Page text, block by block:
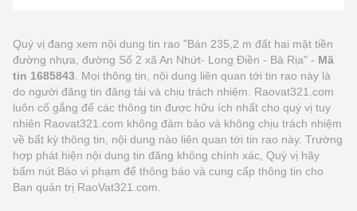
Quý vị đang xem nội dung tin rao "Bán 235,2 m đất hai mặt tiền
đường nhựa, đường Số 2 xã An Nhứt- Long Điền - Bà Rịa" - Mã
tin 1685843 . Mọi thông tin, nội dung liên quan tới tin rao này là
do người đăng tin đăng tải và chịu trách nhiệm. Raovat321.com
luôn cố gắng để các thông tin được hữu ích nhất cho quý vị tuy
nhiên Raovat321.com không đảm bảo và không chịu trách nhiệm
về bất kỳ thông tin, nội dung nào liên quan tới tin rao này. Trường
hợp phát hiện nội dung tin đăng không chính xác, Quý vị hãy
bấm nút Báo vi phạm để thông báo và cung cấp thông tin cho
Ban quản trị RaoVat321.com.